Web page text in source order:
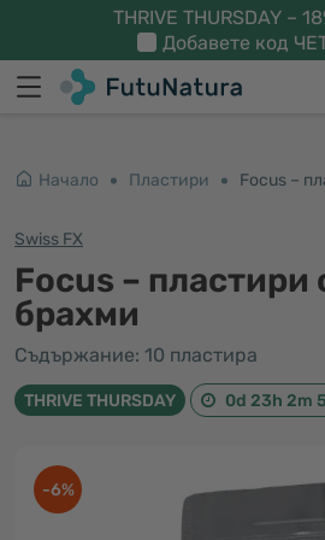
THRIVE THURSDAY –
Добавете код
Начало Пластири
Swiss FX
Focus – пластири
брахми
Съдържание: 10 пластира
THRIVE THURSDAY 0d 23h 2m
-6%